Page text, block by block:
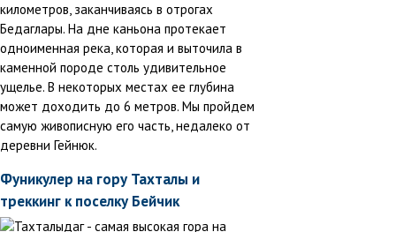
километров, заканчиваясь в отрогах
Бедаглары. На дне каньона протекает
одноименная река, которая и выточила в
каменной породе столь удивительное
ущелье. В некоторых местах ее глубина
может доходить до 6 метров. Мы пройдем
самую живописную его часть, недалеко от
деревни Гейнюк.
Фуникулер на гору Тахталы и
треккинг к поселку Бейчик